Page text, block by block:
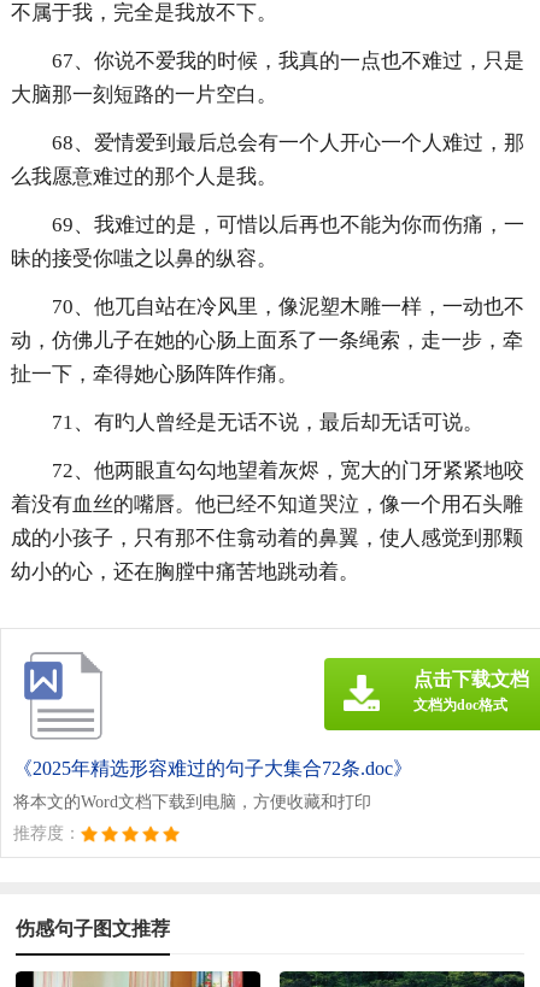
不属于我，完全是我放不下。
67、你说不爱我的时候，我真的一点也不难过，只是
大脑那一刻短路的一片空白。
68、爱情爱到最后总会有一个人开心一个人难过，那
么我愿意难过的那个人是我。
69、我难过的是，可惜以后再也不能为你而伤痛，一
昧的接受你嗤之以鼻的纵容。
70、他兀自站在冷风里，像泥塑木雕一样，一动也不
动，仿佛儿子在她的心肠上面系了一条绳索，走一步，牵
扯一下，牵得她心肠阵阵作痛。
71、有旳人曾经是无话不说，最后却无话可说。
72、他两眼直勾勾地望着灰烬，宽大的门牙紧紧地咬
着没有血丝的嘴唇。他已经不知道哭泣，像一个用石头雕
成的小孩子，只有那不住翕动着的鼻翼，使人感觉到那颗
幼小的心，还在胸膛中痛苦地跳动着。
《2025年精选形容难过的句子大集合72条.doc》
将本文的Word文档下载到电脑，方便收藏和打印
推荐度：
点击下载文档
文档为doc格式
伤感句子图文推荐